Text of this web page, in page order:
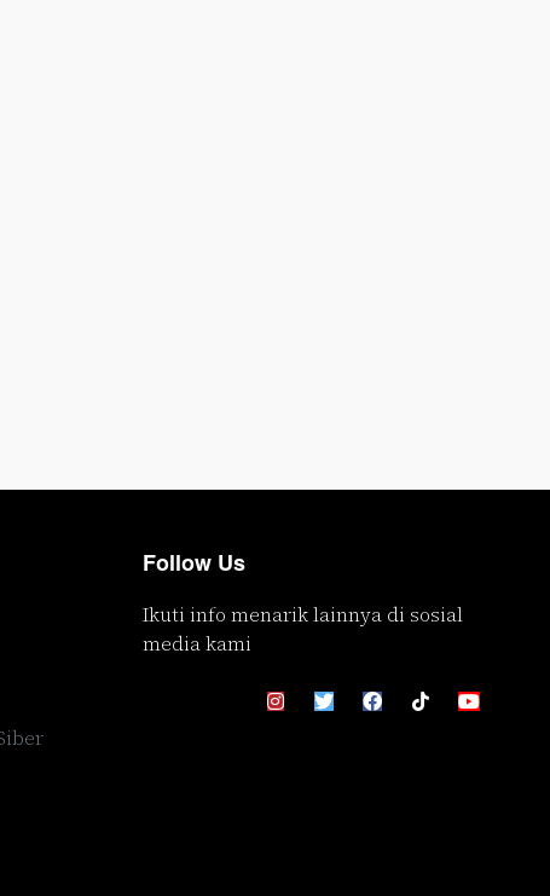
Follow Us
Ikuti info menarik lainnya di sosial
media kami